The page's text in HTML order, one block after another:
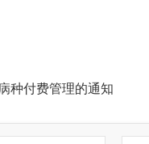
种付费管理的通知